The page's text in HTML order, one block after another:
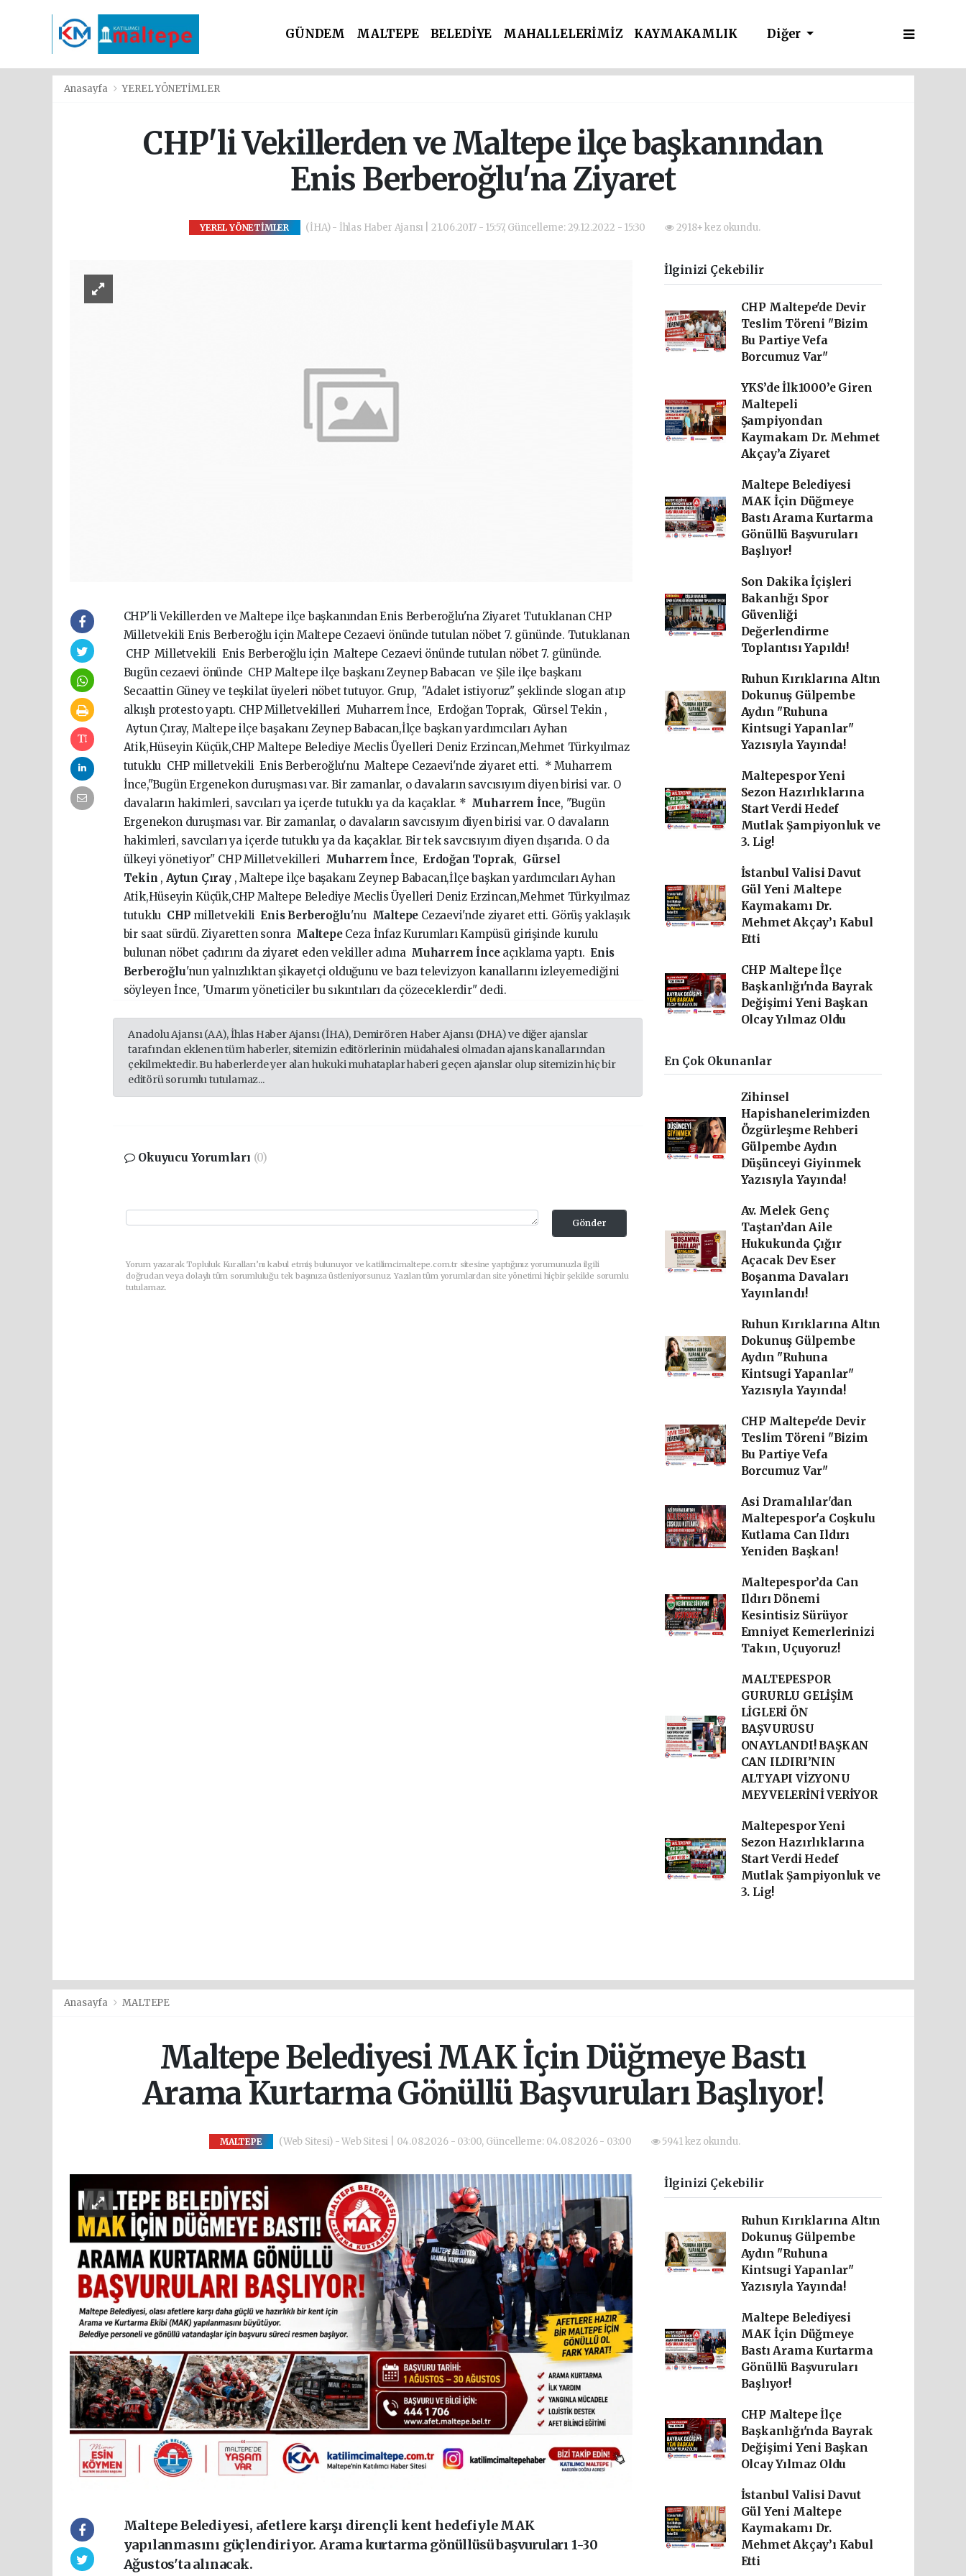
GÜNDEM MALTEPE BELEDİYE MAHALLELERİMİZ
KAYMAKAMLIK
Diğer
Anasayfa YEREL YÖNETİMLER
CHP'li Vekillerden ve Maltepe ilçe başkanından
Enis Berberoğlu'na Ziyaret
YEREL YÖNETİMLER (İHA) - İhlas Haber Ajansı | 21.06.2017 - 15:57, Güncelleme: 29.12.2022 - 15:30 2918+ kez okundu.
CHP'li Vekillerden ve Maltepe ilçe başkanından Enis Berberoğlu'na Ziyaret Tutuklanan CHP
Milletvekili Enis Berberoğlu için Maltepe Cezaevi önünde tutulan nöbet 7. gününde. Tutuklanan
CHP Milletvekili Enis Berberoğlu için Maltepe Cezaevi önünde tutulan nöbet 7. gününde.
Bugün cezaevi önünde CHP Maltepe ilçe başkanı Zeynep Babacan ve Şile ilçe başkanı
Secaattin Güney ve teşkilat üyeleri nöbet tutuyor. Grup, "Adalet istiyoruz" şeklinde slogan atıp
alkışlı protesto yaptı. CHP Milletvekilleri Muharrem İnce, Erdoğan Toprak, Gürsel Tekin ,
Aytun Çıray, Maltepe ilçe başakanı Zeynep Babacan,İlçe başkan yardımcıları Ayhan
Atik,Hüseyin Küçük,CHP Maltepe Belediye Meclis Üyelleri Deniz Erzincan,Mehmet Türkyılmaz
tutuklu CHP milletvekili Enis Berberoğlu'nu Maltepe Cezaevi'nde ziyaret etti. * Muharrem
İnce,"Bugün Ergenekon duruşması var. Bir zamanlar, o davaların savcısıyım diyen birisi var. O
davaların hakimleri, savcıları ya içerde tutuklu ya da kaçaklar. * Muharrem İnce, "Bugün
Ergenekon duruşması var. Bir zamanlar, o davaların savcısıyım diyen birisi var. O davaların
hakimleri, savcıları ya içerde tutuklu ya da kaçaklar. Bir tek savcısıyım diyen dışarıda. O da
ülkeyi yönetiyor" CHP Milletvekilleri Muharremİnce, Erdoğan Toprak, Gürsel
Tekin , Aytun Çıray, Maltepe ilçe başakanı Zeynep Babacan,İlçe başkan yardımcıları Ayhan
Atik,Hüseyin Küçük,CHP Maltepe Belediye Meclis Üyelleri Deniz Erzincan,Mehmet Türkyılmaz
tutuklu CHP milletvekili Enis Berberoğlu'nu Maltepe Cezaevi'nde ziyaret etti. Görüş yaklaşık
bir saat sürdü. Ziyaretten sonra MaltepeCeza İnfaz Kurumları Kampüsü girişinde kurulu
bulunan nöbet çadırını da ziyaret eden vekiller adına Muharremİnceaçıklama yaptı. Enis
Berberoğlu'nun yalnızlıktan şikayetçi olduğunu ve bazı televizyon kanallarını izleyemediğini
söyleyen İnce, 'Umarım yöneticiler bu sıkıntıları da çözeceklerdir" dedi.
Anadolu Ajansı (AA), İhlas Haber Ajansı (İHA), Demirören Haber Ajansı (DHA) ve diğer ajanslar
tarafından eklenen tüm haberler, sitemizin editörlerinin müdahalesi olmadan ajans kanallarından
çekilmektedir. Bu haberlerde yer alan hukuki muhataplar haberi geçen ajanslar olup sitemizin hiç bir
editörü sorumlu tutulamaz...
Okuyucu Yorumları (0)
Gönder
Yorum yazarak Topluluk Kuralları’nı kabul etmiş bulunuyor ve katilimcimaltepe.com.tr sitesine yaptığınız yorumunuzla ilgili
doğrudan veya dolaylı tüm sorumluluğu tek başınıza üstleniyorsunuz. Yazılan tüm yorumlardan site yönetimi hiçbir şekilde sorumlu
tutulamaz.
İlginizi Çekebilir
CHP Maltepe'de Devir
Teslim Töreni "Bizim
Bu Partiye Vefa
Borcumuz Var"
YKS’de İlk1000’e Giren
Maltepeli
Şampiyondan
Kaymakam Dr. Mehmet
Akçay’a Ziyaret
Maltepe Belediyesi
MAK İçin Düğmeye
Bastı Arama Kurtarma
Gönüllü Başvuruları
Başlıyor!
Son Dakika İçişleri
Bakanlığı Spor
Güvenliği
Değerlendirme
Toplantısı Yapıldı!
Ruhun Kırıklarına Altın
Dokunuş Gülpembe
Aydın "Ruhuna
Kintsugi Yapanlar"
Yazısıyla Yayında!
Maltepespor Yeni
Sezon Hazırlıklarına
Start Verdi Hedef
Mutlak Şampiyonluk ve
3. Lig!
İstanbul Valisi Davut
Gül Yeni Maltepe
Kaymakamı Dr.
Mehmet Akçay’ı Kabul
Etti
CHP Maltepe İlçe
Başkanlığı'nda Bayrak
Değişimi Yeni Başkan
Olcay Yılmaz Oldu
En Çok Okunanlar
Zihinsel
Hapishanelerimizden
Özgürleşme Rehberi
Gülpembe Aydın
Düşünceyi Giyinmek
Yazısıyla Yayında!
Av. Melek Genç
Taştan’dan Aile
Hukukunda Çığır
Açacak Dev Eser
Boşanma Davaları
Yayınlandı!
Ruhun Kırıklarına Altın
Dokunuş Gülpembe
Aydın "Ruhuna
Kintsugi Yapanlar"
Yazısıyla Yayında!
CHP Maltepe'de Devir
Teslim Töreni "Bizim
Bu Partiye Vefa
Borcumuz Var"
Asi Dramalılar'dan
Maltepespor'a Coşkulu
Kutlama Can Ildırı
Yeniden Başkan!
Maltepespor’da Can
Ildırı Dönemi
Kesintisiz Sürüyor
Emniyet Kemerlerinizi
Takın, Uçuyoruz!
MALTEPESPOR
GURURLU GELİŞİM
LİGLERİ ÖN
BAŞVURUSU
ONAYLANDI! BAŞKAN
CAN ILDIRI’NIN
ALTYAPI VİZYONU
MEYVELERİNİ VERİYOR
Maltepespor Yeni
Sezon Hazırlıklarına
Start Verdi Hedef
Mutlak Şampiyonluk ve
3. Lig!
Anasayfa MALTEPE
Maltepe Belediyesi MAK İçin Düğmeye Bastı
Arama Kurtarma Gönüllü Başvuruları Başlıyor!
MALTEPE (Web Sitesi) - Web Sitesi | 04.08.2026 - 03:00, Güncelleme: 04.08.2026 - 03:00 5941 kez okundu.
Maltepe Belediyesi, afetlere karşı dirençli kent hedefiyle MAK
yapılanmasını güçlendiriyor. Arama kurtarma gönüllüsü başvuruları 1-30
Ağustos'ta alınacak.
İlginizi Çekebilir
Ruhun Kırıklarına Altın
Dokunuş Gülpembe
Aydın "Ruhuna
Kintsugi Yapanlar"
Yazısıyla Yayında!
Maltepe Belediyesi
MAK İçin Düğmeye
Bastı Arama Kurtarma
Gönüllü Başvuruları
Başlıyor!
CHP Maltepe İlçe
Başkanlığı'nda Bayrak
Değişimi Yeni Başkan
Olcay Yılmaz Oldu
İstanbul Valisi Davut
Gül Yeni Maltepe
Kaymakamı Dr.
Mehmet Akçay’ı Kabul
Etti